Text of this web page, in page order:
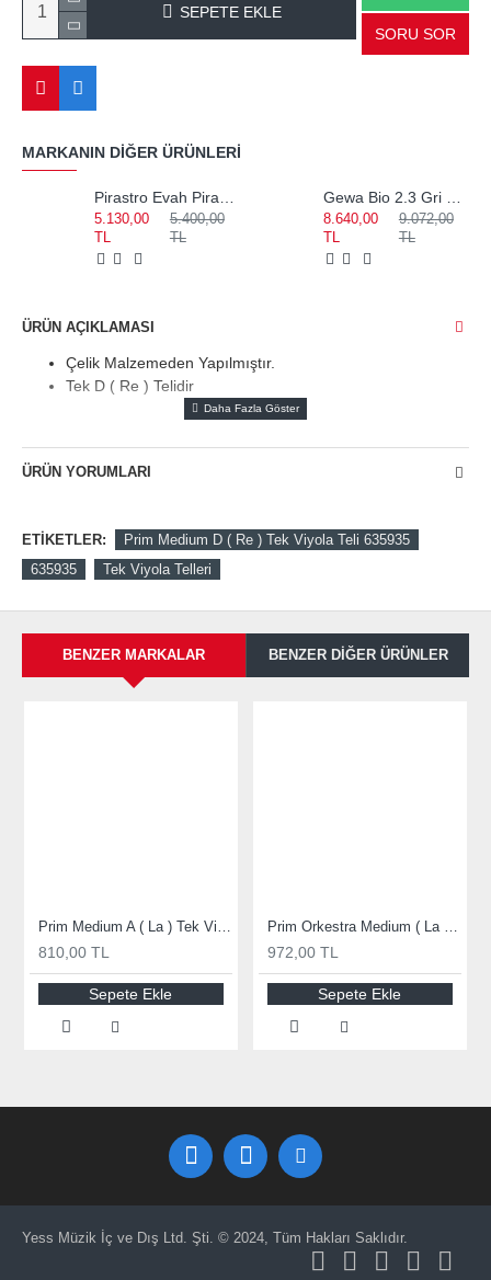
SEPETE EKLE
SORU SOR
MARKANIN DIĞER ÜRÜNLERI
5.130,00
TL
5.400,00
TL
8.640,00
TL
9.072,00
TL
ÜRÜN AÇIKLAMASI
Çelik Malzemeden Yapılmıştır.
Tek D ( Re ) Telidir
ÜRÜN YORUMLARI
ETIKETLER:
Prim Medium D ( Re ) Tek Viyola Teli 635935
635935
Tek Viyola Telleri
BENZER MARKALAR BENZER DIĞER ÜRÜNLER
Prim Medium A ( La ) Tek Viyola Teli 635932
810,00 TL
Sepete Ekle
Prim Orkestra Medium ( La ) Tek Viyola Teli 635933
972,00 TL
Sepete Ekle
Yess Müzik İç ve Dış Ltd. Şti. © 2024, Tüm Hakları Saklıdır.